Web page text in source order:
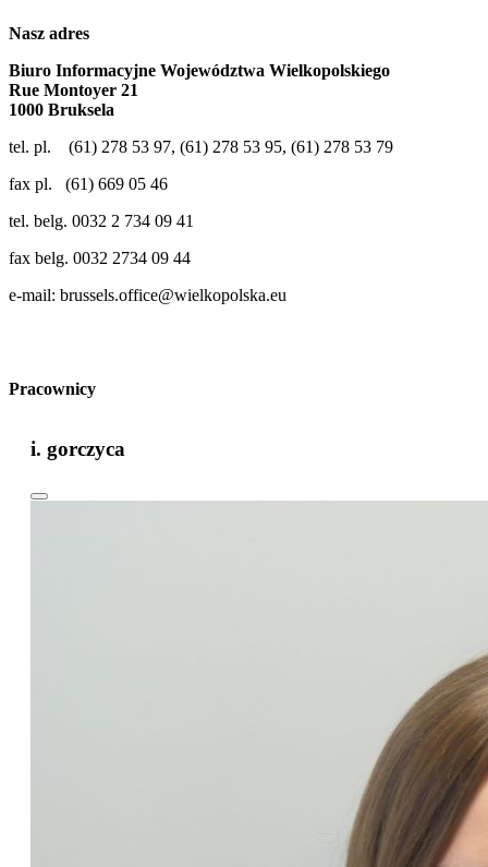
Nasz adres
Biuro Informacyjne Województwa Wielkopolskiego
Rue Montoyer 21
1000 Bruksela
tel. pl. (61) 278 53 97, (61) 278 53 95, (61) 278 53 79
fax pl. (61) 669 05 46
tel. belg. 0032 2 734 09 41
fax belg. 0032 2734 09 44
e-mail: brussels.office@wielkopolska.eu
Pracownicy
i. gorczyca